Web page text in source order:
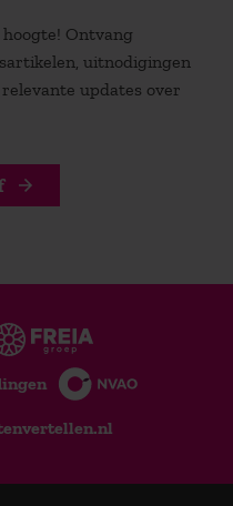
Ontvang
uitnodigingen
updates over